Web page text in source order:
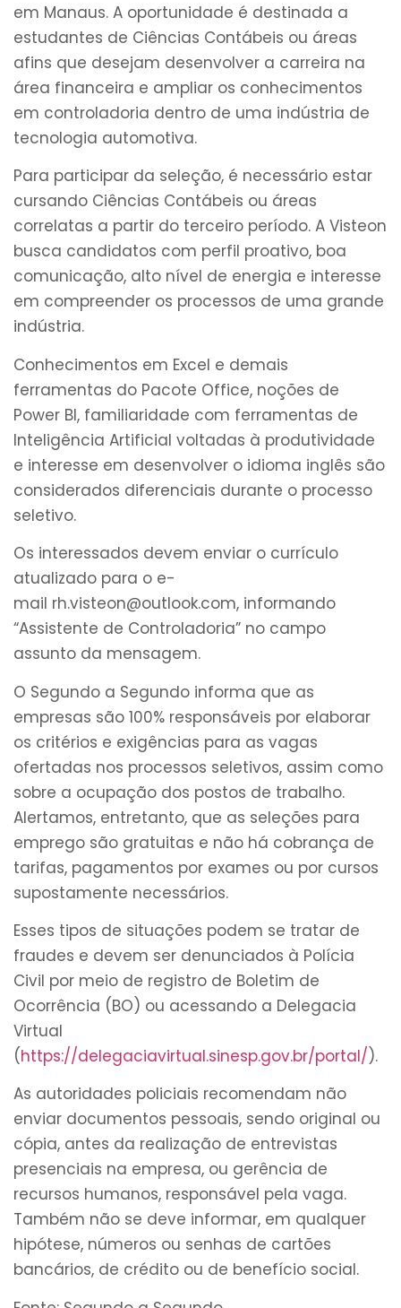
em Manaus. A oportunidade é destinada a
estudantes de Ciências Contábeis ou áreas
afins que desejam desenvolver a carreira na
área financeira e ampliar os conhecimentos
em controladoria dentro de uma indústria de
tecnologia automotiva.
Para participar da seleção, é necessário estar
cursando Ciências Contábeis ou áreas
correlatas a partir do terceiro período. A Visteon
busca candidatos com perfil proativo, boa
comunicação, alto nível de energia e interesse
em compreender os processos de uma grande
indústria.
Conhecimentos em Excel e demais
ferramentas do Pacote Office, noções de
Power BI, familiaridade com ferramentas de
Inteligência Artificial voltadas à produtividade
e interesse em desenvolver o idioma inglês são
considerados diferenciais durante o processo
seletivo.
Os interessados devem enviar o currículo
atualizado para o e-
mail rh.visteon@outlook.com, informando
“Assistente de Controladoria” no campo
assunto da mensagem.
O Segundo a Segundo informa que as
empresas são 100% responsáveis por elaborar
os critérios e exigências para as vagas
ofertadas nos processos seletivos, assim como
sobre a ocupação dos postos de trabalho.
Alertamos, entretanto, que as seleções para
emprego são gratuitas e não há cobrança de
tarifas, pagamentos por exames ou por cursos
supostamente necessários.
Esses tipos de situações podem se tratar de
fraudes e devem ser denunciados à Polícia
Civil por meio de registro de Boletim de
Ocorrência (BO) ou acessando a Delegacia
Virtual
(https://delegaciavirtual.sinesp.gov.br/portal/).
As autoridades policiais recomendam não
enviar documentos pessoais, sendo original ou
cópia, antes da realização de entrevistas
presenciais na empresa, ou gerência de
recursos humanos, responsável pela vaga.
Também não se deve informar, em qualquer
hipótese, números ou senhas de cartões
bancários, de crédito ou de benefício social.